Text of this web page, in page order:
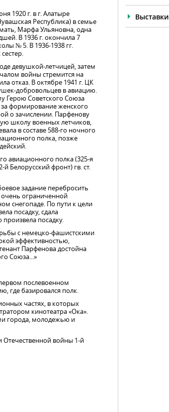
1920 г. в г. Алатыре
Республика) в семье
Марфа Ульяновна, одна
В 1936 г. окончила 7
№ 5. В 1936-1938 гг.
девушкой-летчицей, затем
войны стремится на
отказ. В октябре 1941 г. ЦК
добровольцев в авиацию.
Герою Советского Союза
формирование женского
о зачислении. Парфенову
школу военных летчиков,
в составе 588-го ночного
полка, позже
авиационного полка (325-я
Белорусский фронт) гв. ст.
задание перебросить
ограниченной
снегопаде. По пути к цели
посадку, сдала
посадку.
с немецко-фашистскими
эффективностью,
Парфенова достойна
Союза...»
послевоенном
где базировался полк.
частях, в которых
кинотеатра «Ока».
города, молодежью и
войны 1-й
Выставки